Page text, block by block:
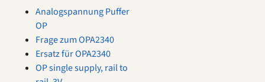
Analogspannung Puffer
OP
Frage zum OPA2340
Ersatz für OPA2340
OP single supply, rail to